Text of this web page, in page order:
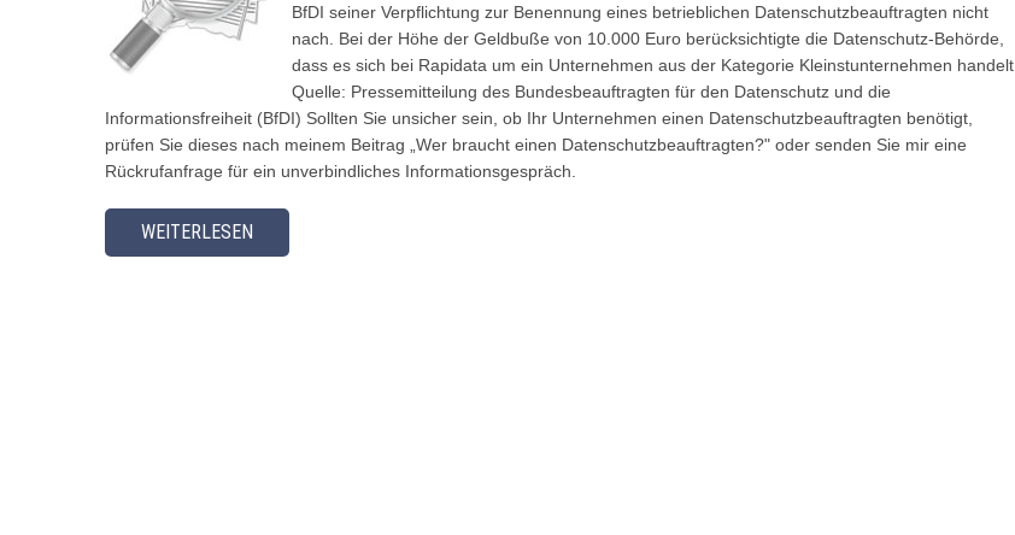
BfDI seiner Verpflichtung zur Benennung eines betrieblichen Datenschutzbeauftragten nicht
nach. Bei der Höhe der Geldbuße von 10.000 Euro berücksichtigte die Datenschutz-Behörde,
dass es sich bei Rapidata um ein Unternehmen aus der Kategorie Kleinstunternehmen handelt.
Quelle: Pressemitteilung des Bundesbeauftragten für den Datenschutz und die
Informationsfreiheit (BfDI) Sollten Sie unsicher sein, ob Ihr Unternehmen einen Datenschutzbeauftragten benötigt,
prüfen Sie dieses nach meinem Beitrag „Wer braucht einen Datenschutzbeauftragten?" oder senden Sie mir eine
Rückrufanfrage für ein unverbindliches Informationsgespräch.
WEITERLESEN